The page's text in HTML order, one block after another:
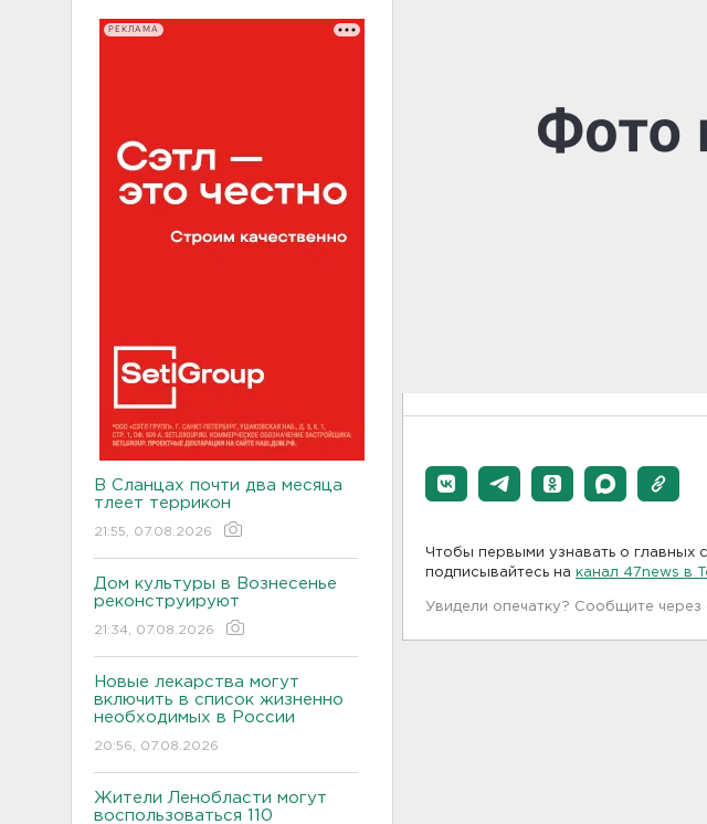
РЕКЛАМА
В Сланцах почти два месяца
тлеет террикон
21:55, 07.08.2026
Дом культуры в Вознесенье
реконструируют
21:34, 07.08.2026
Новые лекарства могут
включить в список жизненно
необходимых в России
20:56, 07.08.2026
Жители Ленобласти могут
воспользоваться 110
Чтобы первыми узнавать о главных
подписывайтесь на канал 47news в
Увидели опечатку? Сообщите